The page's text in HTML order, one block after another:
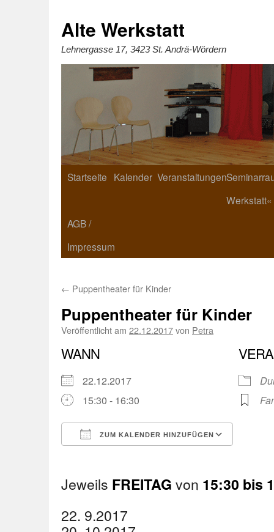
Alte Werkstatt
Lehnergasse 17, 3423 St. Andrä-Wördern
Startseite Kalender Veranstaltungen
Werkstatt«
AGB /
Impressum
← Puppentheater für Kinder
Puppentheater für Kinder
Veröffentlicht am 22.12.2017von Petra
WANN
22.12.2017
15:30 - 16:30
ZUM KALENDER HINZUFÜGEN
Jeweils FREITAG von 15:30 bis
22. 9.2017